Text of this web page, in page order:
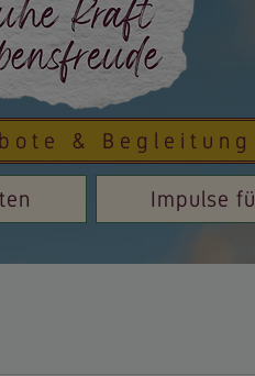
& Begleitung
Impulse